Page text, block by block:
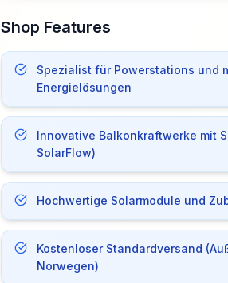
Shop Features
Spezialist für Powerstations und
Energielösungen
Innovative Balkonkraftwerke mit
SolarFlow)
Hochwertige Solarmodule und
Kostenloser Standardversand
Norwegen)